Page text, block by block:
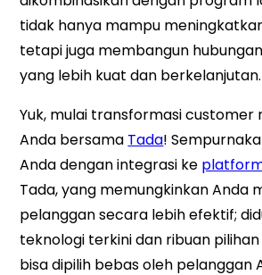
tidak hanya mampu
tetapi juga membangun
yang lebih kuat dan berkelanjutan.
Yuk, mulai transformasi customer
Anda bersama Tada!
Anda dengan integrasi ke
Tada, yang memungkinkan Anda
pelanggan secara lebih efektif;
teknologi terkini dan ribuan
bisa dipilih bebas oleh pelanggan